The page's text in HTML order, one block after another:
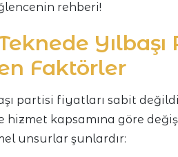
rehberi!
Faktörler
partisi fiyatları sabit
hizmet kapsamına göre
unsurlar şunlardır: